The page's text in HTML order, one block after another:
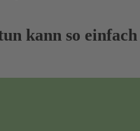
kann so einfach